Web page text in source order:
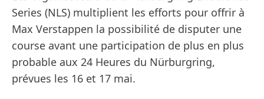
Series (NLS) multiplient les efforts pour offrir à
Max Verstappen la possibilité de disputer une
course avant une participation de plus en plus
probable aux 24 Heures du Nürburgring,
prévues les 16 et 17 mai.